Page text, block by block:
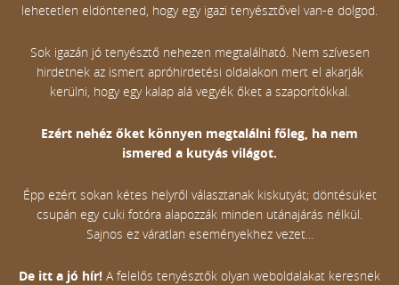
lehetetlen eldöntened, hogy egy igazi tenyésztővel van-e dolgod.
Sok igazán jó tenyésztő nehezen megtalálható. Nem szívesen
hirdetnek az ismert apróhirdetési oldalakon mert el akarják
kerülni, hogy egy kalap alá vegyék őket a szaporítókkal.
Ezért nehéz őket könnyen megtalálni főleg, ha nem
ismered a kutyás világot.
Épp ezért sokan kétes helyről választanak kiskutyát; döntésüket
csupán egy cuki fotóra alapozzák minden utánajárás nélkül.
Sajnos ez váratlan eseményekhez vezet...
De itt a jó hír! A felelős tenyésztők olyan weboldalakat keresnek